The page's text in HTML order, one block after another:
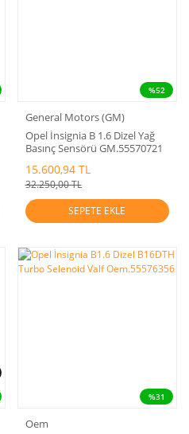
%52
General Motors (GM)
Opel İnsignia B 1.6 Dizel Yağ
Basınç Sensörü GM.55570721
15.600,94 TL
32.250,00 TL
SEPETE EKLE
%31
Oem